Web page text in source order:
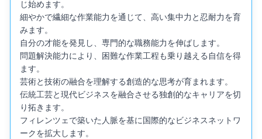
じ始めます。
細やかで繊細な作業能力を通じて、高い集中力と忍耐力を育
みます。
自分の才能を発見し、専門的な職務能力を伸ばします。
問題解決能力により、困難な作業工程も乗り越える自信を得
ます。
芸術と技術の融合を理解する創造的な思考が育まれます。
伝統工芸と現代ビジネスを融合させる独創的なキャリアを切
り拓きます。
フィレンツェで築いた人脈を基に国際的なビジネスネットワ
ークを拡大します。